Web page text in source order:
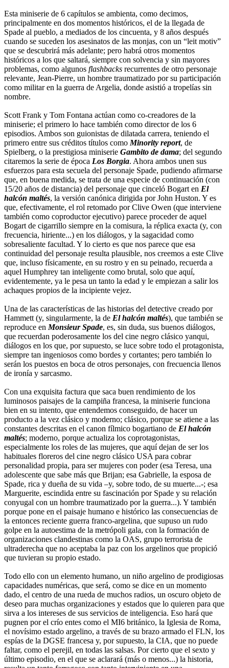
Esta miniserie de 6 capítulos se ambienta, como decimos,
principalmente en dos momentos históricos, el de la llegada de
Spade al pueblo, a mediados de los cincuenta, y 8 años después
cuando se suceden los asesinatos de las monjas, con un “leit motiv”
que se descubrirá más adelante; pero habrá otros momentos
históricos a los que saltará, siempre con solvencia y sin mayores
problemas, como algunos flashbacks recurrentes de otro personaje
relevante, Jean-Pierre, un hombre traumatizado por su participación
como militar en la guerra de Argelia, donde asistió a tropelías sin
nombre.
Scott Frank y Tom Fontana actúan como co-creadores de la
miniserie; el primero lo hace también como director de los 6
episodios. Ambos son guionistas de dilatada carrera, teniendo el
primero entre sus créditos títulos como Minority report, de
Spielberg, o la prestigiosa miniserie Gambito de dama; del segundo
citaremos la serie de época Los Borgia. Ahora ambos unen sus
esfuerzos para esta secuela del personaje Spade, pudiendo afirmarse
que, en buena medida, se trata de una especie de continuación (con
15/20 años de distancia) del personaje que cinceló Bogart en El
halcón maltés, la versión canónica dirigida por John Huston. Y es
que, efectivamente, el rol retomado por Clive Owen (que interviene
también como coproductor ejecutivo) parece proceder de aquel
Bogart de cigarrillo siempre en la comisura, la réplica exacta (y, con
frecuencia, hiriente...) en los diálogos, y la sagacidad como
sobresaliente facultad. Y lo cierto es que nos parece que esa
continuidad del personaje resulta plausible, nos creemos a este Clive
que, incluso físicamente, en su rostro y en su peinado, recuerda a
aquel Humphrey tan inteligente como brutal, solo que aquí,
evidentemente, ya le pesa un tanto la edad y le empiezan a salir los
achaques propios de la incipiente vejez.
Una de las características de las historias del detective creado por
Hammett (y, singularmente, la de El halcón maltés), que también se
reproduce en Monsieur Spade, es, sin duda, sus buenos diálogos,
que recuerdan poderosamente los del cine negro clásico yanqui,
diálogos en los que, por supuesto, se luce sobre todo el protagonista,
siempre tan ingeniosos como bordes y cortantes; pero también lo
serán los puestos en boca de otros personajes, con frecuencia llenos
de ironía y sarcasmo.
Con una exquisita factura que saca buen rendimiento de los
luminosos paisajes de la campiña francesa, la miniserie funciona
bien en su intento, que entendemos conseguido, de hacer un
producto a la vez clásico y moderno; clásico, porque se atiene a las
constantes descritas en el canon fílmico bogartiano de El halcón
maltés; moderno, porque actualiza los coprotagonistas,
especialmente los roles de las mujeres, que aquí dejan de ser los
habituales floreros del cine negro clásico USA para cobrar
personalidad propia, para ser mujeres con poder (esa Teresa, una
adolescente que sabe más que Brijan; esa Gabrielle, la esposa de
Spade, rica y dueña de su vida –y, sobre todo, de su muerte...-; esa
Marguerite, escindida entre su fascinación por Spade y su relación
conyugal con un hombre traumatizado por la guerra...). Y también
porque pone en el paisaje humano e histórico las consecuencias de
la entonces reciente guerra franco-argelina, que supuso un rudo
golpe en la autoestima de la metrópoli gala, con la formación de
organizaciones clandestinas como la OAS, grupo terrorista de
ultraderecha que no aceptaba la paz con los argelinos que propició
que tuvieran su propio estado.
Todo ello con un elemento humano, un niño argelino de prodigiosas
capacidades numéricas, que será, como se dice en un momento
dado, el centro de una rueda de muchos radios, un oscuro objeto de
deseo para muchas organizaciones y estados que lo quieren para que
sirva a los intereses de sus servicios de inteligencia. Eso hará que
pugnen por el crío entes como el MI6 británico, la Iglesia de Roma,
el novísimo estado argelino, a través de su brazo armado el FLN, los
espías de la DGSE francesa y, por supuesto, la CIA, que no puede
faltar, como el perejil, en todas las salsas. Por cierto que el sexto y
último episodio, en el que se aclarará (más o menos...) la historia,